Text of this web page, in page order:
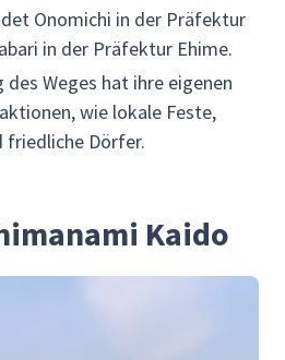
Onomichi in der Präfektur
in der Präfektur Ehime.
Weges hat ihre eigenen
wie lokale Feste,
friedliche Dörfer.
Kaido